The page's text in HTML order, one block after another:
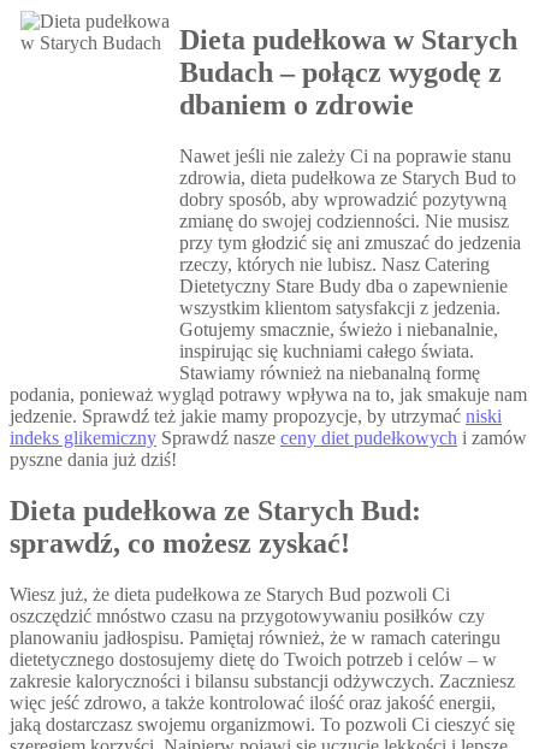
Dieta pudełkowa w Starych
Budach – połącz wygodę z
dbaniem o zdrowie
Nawet jeśli nie zależy Ci na poprawie stanu
zdrowia, dieta pudełkowa ze Starych Bud to
dobry sposób, aby wprowadzić pozytywną
zmianę do swojej codzienności. Nie musisz
przy tym głodzić się ani zmuszać do jedzenia
rzeczy, których nie lubisz. Nasz Catering
Dietetyczny Stare Budy dba o zapewnienie
wszystkim klientom satysfakcji z jedzenia.
Gotujemy smacznie, świeżo i niebanalnie,
inspirując się kuchniami całego świata.
Stawiamy również na niebanalną formę
podania, ponieważ wygląd potrawy wpływa na to, jak smakuje nam
jedzenie. Sprawdź też jakie mamy propozycje, by utrzymać niski
indeks glikemiczny Sprawdź nasze ceny diet pudełkowych i zamów
pyszne dania już dziś!
Dieta pudełkowa ze Starych Bud:
sprawdź, co możesz zyskać!
Wiesz już, że dieta pudełkowa ze Starych Bud pozwoli Ci
oszczędzić mnóstwo czasu na przygotowywaniu posiłków czy
planowaniu jadłospisu. Pamiętaj również, że w ramach cateringu
dietetycznego dostosujemy dietę do Twoich potrzeb i celów – w
zakresie kaloryczności i bilansu substancji odżywczych. Zaczniesz
więc jeść zdrowo, a także kontrolować ilość oraz jakość energii,
jaką dostarczasz swojemu organizmowi. To pozwoli Ci cieszyć się